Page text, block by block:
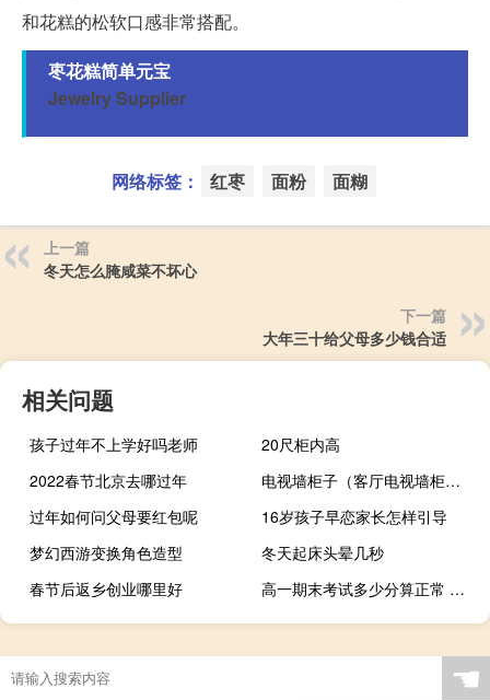
和花糕的松软口感非常搭配。
枣花糕简单元宝
Jewelry Supplier
网络标签： 红枣 面粉 面糊
上一篇
冬天怎么腌咸菜不坏心
下一篇
大年三十给父母多少钱合适
相关问题
孩子过年不上学好吗老师
20尺柜内高
2022春节北京去哪过年
电视墙柜子（客厅电视墙柜子一体图片大全）
过年如何问父母要红包呢
16岁孩子早恋家长怎样引导
梦幻西游变换角色造型
冬天起床头晕几秒
春节后返乡创业哪里好
高一期末考试多少分算正常 高一下学期期末试卷
☚